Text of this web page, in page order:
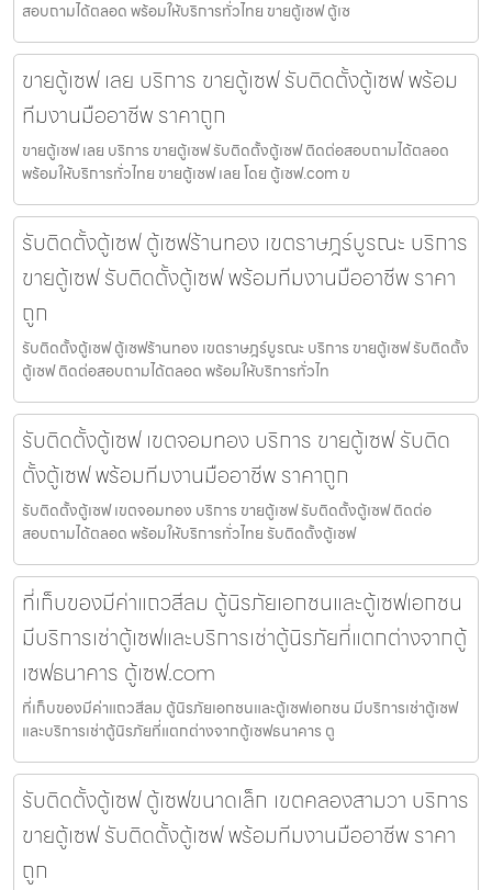
สอบถามได้ตลอด พร้อมให้บริการทั่วไทย ขายตู้เซฟ ตู้เซ
ขายตู้เซฟ เลย บริการ ขายตู้เซฟ รับติดตั้งตู้เซฟ พร้อม
ทีมงานมืออาชีพ ราคาถูก
ขายตู้เซฟ เลย บริการ ขายตู้เซฟ รับติดตั้งตู้เซฟ ติดต่อสอบถามได้ตลอด
พร้อมให้บริการทั่วไทย ขายตู้เซฟ เลย โดย ตู้เซฟ.com ข
รับติดตั้งตู้เซฟ ตู้เซฟร้านทอง เขตราษฎร์บูรณะ บริการ
ขายตู้เซฟ รับติดตั้งตู้เซฟ พร้อมทีมงานมืออาชีพ ราคา
ถูก
รับติดตั้งตู้เซฟ ตู้เซฟร้านทอง เขตราษฎร์บูรณะ บริการ ขายตู้เซฟ รับติดตั้ง
ตู้เซฟ ติดต่อสอบถามได้ตลอด พร้อมให้บริการทั่วไท
รับติดตั้งตู้เซฟ เขตจอมทอง บริการ ขายตู้เซฟ รับติด
ตั้งตู้เซฟ พร้อมทีมงานมืออาชีพ ราคาถูก
รับติดตั้งตู้เซฟ เขตจอมทอง บริการ ขายตู้เซฟ รับติดตั้งตู้เซฟ ติดต่อ
สอบถามได้ตลอด พร้อมให้บริการทั่วไทย รับติดตั้งตู้เซฟ
ที่เก็บของมีค่าแถวสีลม ตู้นิรภัยเอกชนและตู้เซฟเอกชน
มีบริการเช่าตู้เซฟและบริการเช่าตู้นิรภัยที่แตกต่างจากตู้
เซฟธนาคาร ตู้เซฟ.com
ที่เก็บของมีค่าแถวสีลม ตู้นิรภัยเอกชนและตู้เซฟเอกชน มีบริการเช่าตู้เซฟ
และบริการเช่าตู้นิรภัยที่แตกต่างจากตู้เซฟธนาคาร ตู
รับติดตั้งตู้เซฟ ตู้เซฟขนาดเล็ก เขตคลองสามวา บริการ
ขายตู้เซฟ รับติดตั้งตู้เซฟ พร้อมทีมงานมืออาชีพ ราคา
ถูก